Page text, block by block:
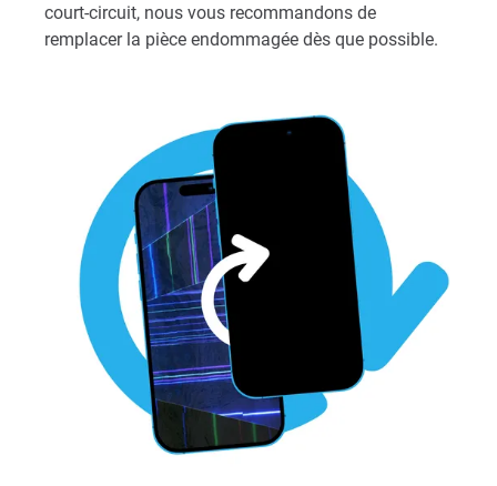
court-circuit, nous vous recommandons de
remplacer la pièce endommagée dès que possible.